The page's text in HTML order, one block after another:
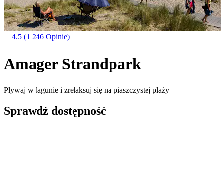
4.5 (1 246 Opinie)
Amager Strandpark
Pływaj w lagunie i zrelaksuj się na piaszczystej plaży
Sprawdź dostępność